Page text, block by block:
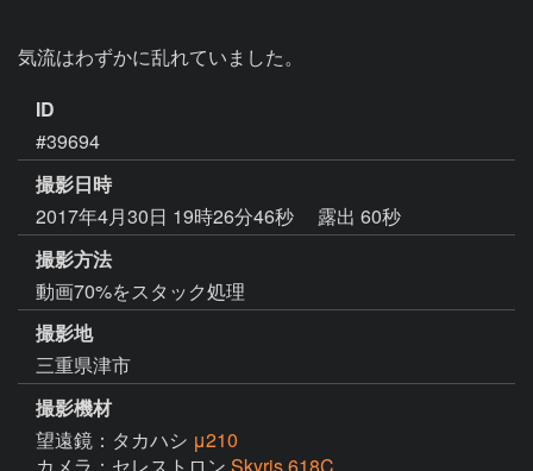
気流はわずかに乱れていました。
ID
#39694
撮影日時
2017年4月30日 19時26分46秒
露出 60秒
撮影方法
動画70%をスタック処理
撮影地
三重県津市
撮影機材
望遠鏡：タカハシ μ210